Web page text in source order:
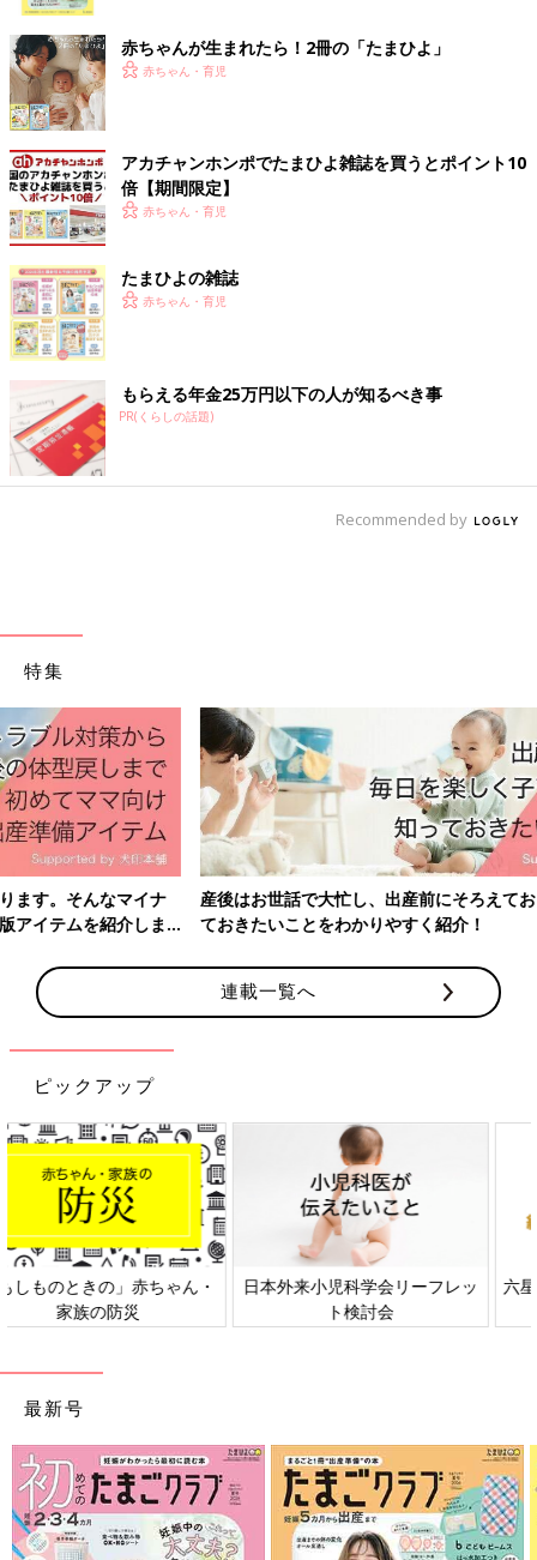
――ガラガラうがいについてはどうでしょうか？
山田 ぶくぶくうがいができるようになったら、次は上を向いて
ガラガラうがいにチャレンジしてみましょう。ガラガラうがいは
のどの洗浄という目的もありますが、「カ行」の構音を育てる動
きでもあります。「カキクケコ」の発音は、舌の奥のほうを上あ
ごのほうに持ち上げる動きをしますが、うがいをしているときの
舌は「カ行」の発音と同じ動きをしているんです。
「ことばのきょうしつ」を「カ行が発音できない」ということで
受診した子には、ガラガラうがいができるかどうかをチェックし
ています。4歳くらいで「カ行」が発音できない子は、ガラガラ
うがいができないことが多いです。口に水を入れて上を向くこと
ができなかったり、口の前のほうに水を置いて「ダラダラダラ」
と声で言ったりすることもあります。
――ガラガラうがいができない子にはどのように指導するのです
ポイトで1〜2滴の水を舌の下側に落とし「10数えるから飲んじ
ゃダメだよ」と言って飲み込まない練習をします。だんだんでき
るようになったら、水を垂らす位置を舌の上にしてみたり、もう
少し水の量を増やしたりします。そんなふうにガラガラうがいが
できるようになることで、「カッ」という発音ができるようにな
ります。そこから「カキクケコ」の発音の練習につなげます。
4歳半くらいから始めて、早い子は1カ月くらいでできるようにな
ってきます。
手洗い・うがいの習慣は衛生面や健康面でも大事ですが、口の発
達を促すためにもぜひ取り入れてほしいです。
手遊びや歌遊び、他者とのリアルなやりとりが子ど
――そのほかに口の力を育てるために、家庭でできることはあり
ますか？
山田 特別なことではないですが、
手遊びや歌遊びをすることは、脳の発達とともにことばの力を伸
ばします。親子で楽しみながら遊ぶことで、自然と口を育てるこ
とにつながります。たとえばにらめっこ。にらめっこをするとき
は、いろんな変顔を作りますよね。さまざまな表情を作るために
顔全体の筋力を使います。遊びの中で顔全体の筋力を使うと口の
まわりの筋力も上がっていきます。
「げんこつやまのたぬきさん」や、「むすんでひらいて」などの
――外遊びなどで運動をすることはことばの発達と関係があるの
でしょうか？
山田 体を動かす遊びによって脳の運動にかかわる領域が発達し
ます。ことばを発するのも、口のまわり、舌、あご、のどの筋肉
赤ちゃんが生まれたら！2冊の「たまひよ」
赤ちゃん・育児
アカチャンホンポでたまひよ雑誌を買うとポイント10
倍【期間限定】
赤ちゃん・育児
たまひよの雑誌
赤ちゃん・育児
もらえる年金25万円以下の人が知るべき事
PR(くらしの話題)
Recommended by
特集
産後はお世話で大忙し、出産前にそろえておきたいアイテム、知っ
ておきたいことをわかりやすく紹介！
連載一覧へ
ピックアップ
日本外来小児科学会リーフレッ
ト検討会
六星占術 細木かおりさんの人生
相談
最新号